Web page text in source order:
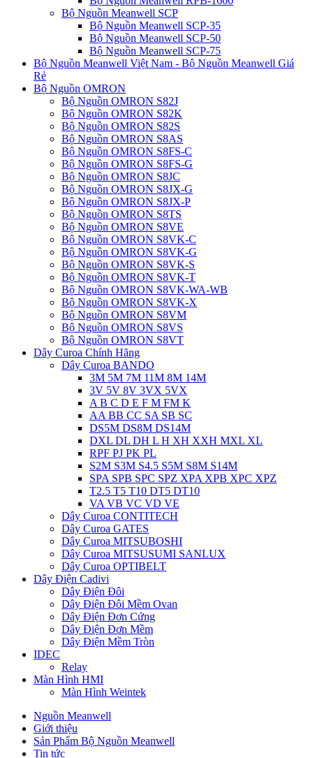
Bộ Nguồn Meanwell SCP
Bộ Nguồn Meanwell SCP-35
Bộ Nguồn Meanwell SCP-50
Bộ Nguồn Meanwell SCP-75
Bộ Nguồn Meanwell Việt Nam - Bộ Nguồn Meanwell Giá
Rẻ
Bộ Nguồn OMRON
Bộ Nguồn OMRON S82J
Bộ Nguồn OMRON S82K
Bộ Nguồn OMRON S82S
Bộ Nguồn OMRON S8AS
Bộ Nguồn OMRON S8FS-C
Bộ Nguồn OMRON S8FS-G
Bộ Nguồn OMRON S8JC
Bộ Nguồn OMRON S8JX-G
Bộ Nguồn OMRON S8JX-P
Bộ Nguồn OMRON S8TS
Bộ Nguồn OMRON S8VE
Bộ Nguồn OMRON S8VK-C
Bộ Nguồn OMRON S8VK-G
Bộ Nguồn OMRON S8VK-S
Bộ Nguồn OMRON S8VK-T
Bộ Nguồn OMRON S8VK-WA-WB
Bộ Nguồn OMRON S8VK-X
Bộ Nguồn OMRON S8VM
Bộ Nguồn OMRON S8VS
Bộ Nguồn OMRON S8VT
Dây Curoa Chính Hãng
Dây Curoa BANDO
3M 5M 7M 11M 8M 14M
3V 5V 8V 3VX 5VX
A B C D E F M FM K
AA BB CC SA SB SC
DS5M DS8M DS14M
DXL DL DH L H XH XXH MXL XL
RPF PJ PK PL
S2M S3M S4.5 S5M S8M S14M
SPA SPB SPC SPZ XPA XPB XPC XPZ
T2.5 T5 T10 DT5 DT10
VA VB VC VD VE
Dây Curoa CONTITECH
Dây Curoa GATES
Dây Curoa MITSUBOSHI
Dây Curoa MITSUSUMI SANLUX
Dây Curoa OPTIBELT
Dây Điện Cadivi
Dây Điện Đôi
Dây Điện Đôi Mềm Ovan
Dây Điện Đơn Cứng
Dây Điện Đơn Mềm
Dây Điện Mềm Tròn
IDEC
Relay
Màn Hình HMI
Màn Hình Weintek
Nguồn Meanwell
Giới thiệu
Sản Phẩm Bộ Nguồn Meanwell
Tin tức